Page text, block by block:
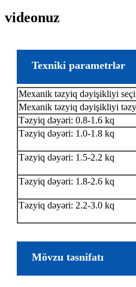
videonuz
Texniki parametrlər
Mexanik təzyiq dəyişikliyi
Mexanik təzyiq dəyişikliyi
Təzyiq dəyəri: 0.8-1.6 kq
Təzyiq dəyəri: 1.0-1.8 kq
Təzyiq dəyəri: 1.5-2.2 kq
Təzyiq dəyəri: 1.8-2.6 kq
Təzyiq dəyəri: 2.2-3.0 kq
Mövzu təsnifatı